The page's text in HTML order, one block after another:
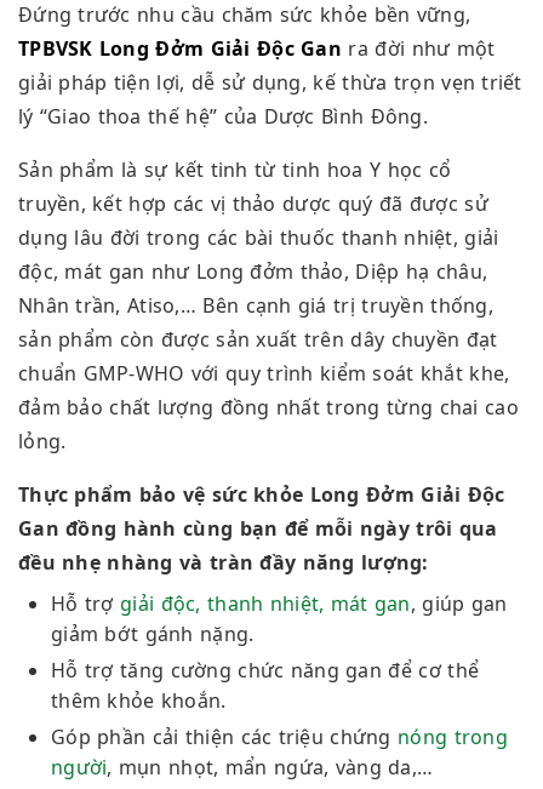
Đứng trước nhu cầu chăm sức khỏe bền vững,
TPBVSK Long Đởm Giải Độc Gan ra đời như một
giải pháp tiện lợi, dễ sử dụng, kế thừa trọn vẹn triết
lý “Giao thoa thế hệ” của Dược Bình Đông.
Sản phẩm là sự kết tinh từ tinh hoa Y học cổ
truyền, kết hợp các vị thảo dược quý đã được sử
dụng lâu đời trong các bài thuốc thanh nhiệt, giải
độc, mát gan như Long đởm thảo, Diệp hạ châu,
Nhân trần, Atiso,… Bên cạnh giá trị truyền thống,
sản phẩm còn được sản xuất trên dây chuyền đạt
chuẩn GMP-WHO với quy trình kiểm soát khắt khe,
đảm bảo chất lượng đồng nhất trong từng chai cao
lỏng.
Thực phẩm bảo vệ sức khỏe Long Đởm Giải Độc
Gan đồng hành cùng bạn để mỗi ngày trôi qua
đều nhẹ nhàng và tràn đầy năng lượng:
Hỗ trợgiải độc, thanh nhiệt, mát gan, giúp gan
giảm bớt gánh nặng.
Hỗ trợ tăng cường chức năng gan để cơ thể
thêm khỏe khoắn.
Góp phần cải thiện các triệu chứng nóng trong
người, mụn nhọt, mẩn ngứa, vàng da,…